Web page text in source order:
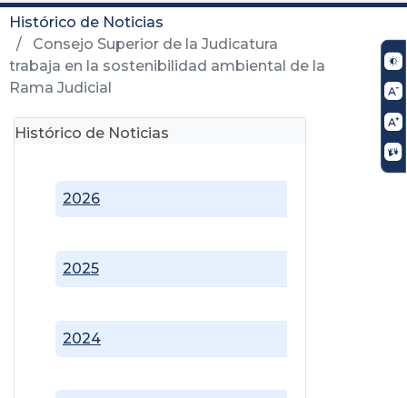
Histórico de Noticias
Consejo Superior de la Judicatura
trabaja en la sostenibilidad ambiental de la
Rama Judicial
Histórico de Noticias
2024
2025
2026